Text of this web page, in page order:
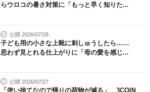
らウロコの暑さ対策に「もっと早く知りた...
公開 2026/07/28
子ども用の小さな上靴に刺しゅうしたら……
思わず見とれる仕上がりに「母の愛を感じ...
公開 2026/07/27
「使い捨てなので帰りの荷物が減る」 3COIN